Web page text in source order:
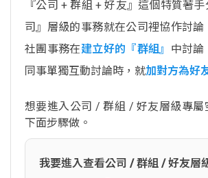
『公司 + 群組 + 好友』這個特質著
司』層級的事務就在公司裡協作討
社團事務在建立好的『群組』 中討論
同事單獨互動討論時，就加對方為好
想要進入公司 / 群組 / 好友層級專屬
下面步驟做。
我要進入查看公司 / 群組 / 好友層